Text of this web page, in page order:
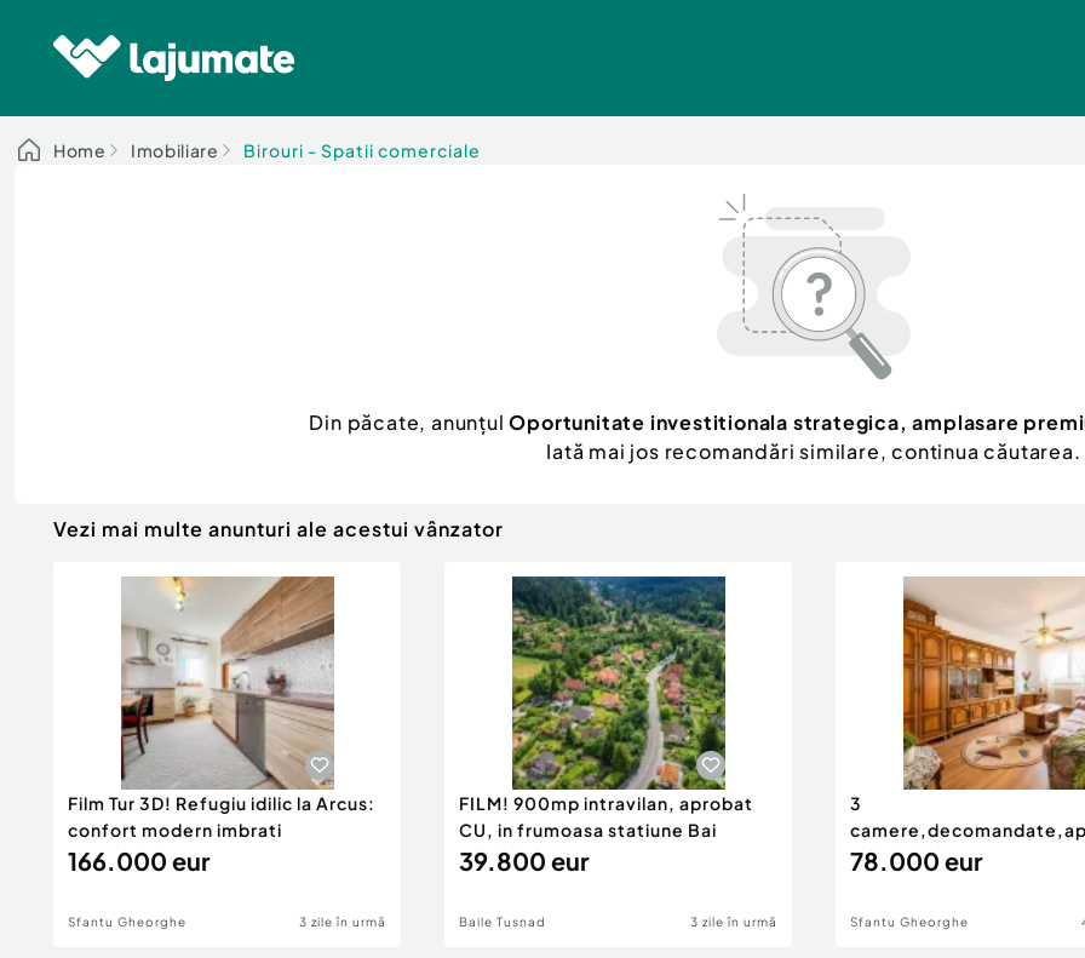
Home Imobiliare Birouri - Spatii comerciale
Din păcate, anunțulOportunitate investitionala strategica, amplasare
Iată mai jos recomandări similare, continua căutarea.
Vezi mai multe anunturi ale acestui vânzator
Film Tur 3D! Refugiu idilic la Arcus:
confort modern imbrati
166.000 eur
Sfantu Gheorghe 3 zile în urmă
FILM! 900mp intravilan, aprobat
CU, in frumoasa statiune Bai
39.800 eur
Baile Tusnad 3 zile în urmă
3
78.000 eur
Sfantu Gheorghe